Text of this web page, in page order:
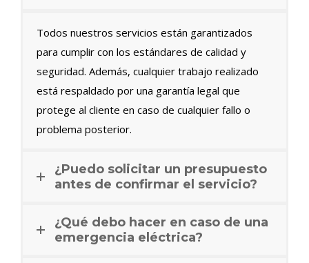
Todos nuestros servicios están garantizados
para cumplir con los estándares de calidad y
seguridad. Además, cualquier trabajo realizado
está respaldado por una garantía legal que
protege al cliente en caso de cualquier fallo o
problema posterior.
¿Puedo solicitar un presupuesto
antes de confirmar el servicio?
¿Qué debo hacer en caso de una
emergencia eléctrica?